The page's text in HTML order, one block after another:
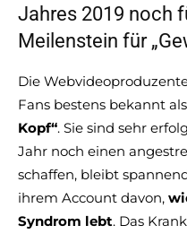
Jahres 2019 noch
Meilenstein für
Die
Fans bestens bekannt
Kopf“. Sie sind sehr
Jahr noch einen
schaffen, bleibt
ihrem Account davon,
Syndrom lebt. Das